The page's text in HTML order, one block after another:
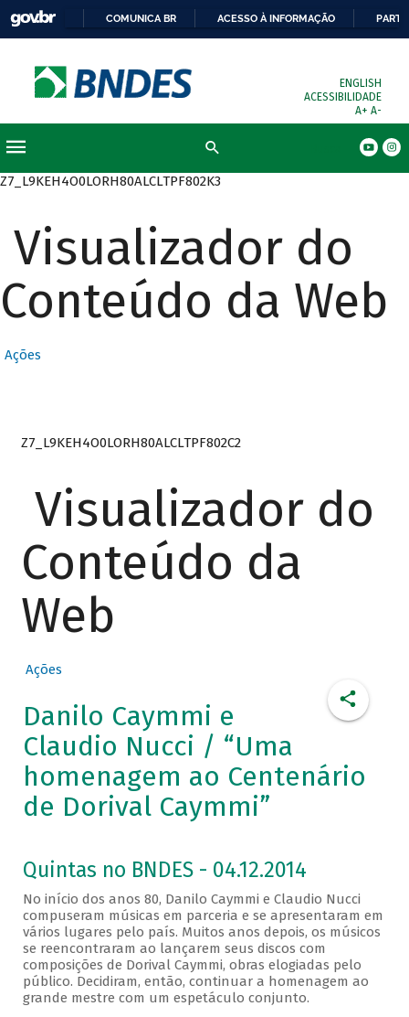
COMUNICA BR ACESSO À INFORMAÇÃO
ENGLISH
ACESSIBILIDADE
A+ A-
Z7_L9KEH4O0LORH80ALCLTPF802K3
Visualizador do
Conteúdo da Web
Ações
Z7_L9KEH4O0LORH80ALCLTPF802C2
Visualizador do
Conteúdo da
Web
Ações
Danilo Caymmi e
Claudio Nucci / “Uma
homenagem ao Centenário
de Dorival Caymmi”
Quintas no BNDES - 04.12.2014
No início dos anos 80, Danilo Caymmi e Claudio Nucci
compuseram músicas em parceria e se apresentaram em
vários lugares pelo país. Muitos anos depois, os músicos
se reencontraram ao lançarem seus discos com
composições de Dorival Caymmi, obras elogiadas pelo
público. Decidiram, então, continuar a homenagem ao
grande mestre com um espetáculo conjunto.